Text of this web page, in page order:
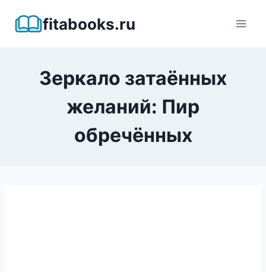
fitabooks.ru
Зеркало затаённых
желаний: Пир
обречённых